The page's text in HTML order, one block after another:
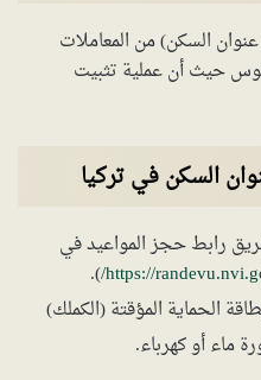
السكن) من المعاملات
حيث أن عملية تثبيت
السكن في تركيا
رابط حجز المواعيد في
https://
).
الحماية المؤقتة (الكملك)
ماء أو كهرباء.